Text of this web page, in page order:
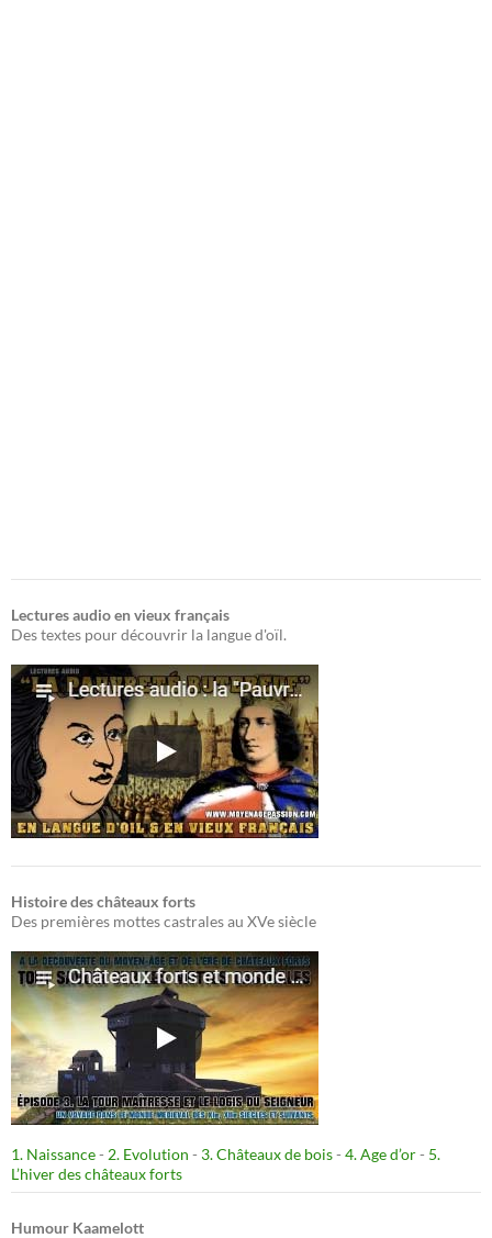
Lectures audio en vieux français
Des textes pour découvrir la langue d'oïl.
Histoire des châteaux forts
Des premières mottes castrales au XVe siècle
1. Naissance- 2. Evolution - 3. Châteaux de bois- 4. Age d’or- 5.
L’hiver des châteaux forts
Humour Kaamelott